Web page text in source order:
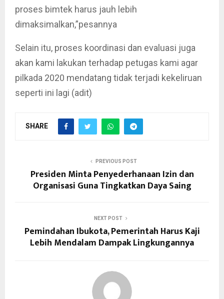
proses bimtek harus jauh lebih
dimaksimalkan,”pesannya
Selain itu, proses koordinasi dan evaluasi juga
akan kami lakukan terhadap petugas kami agar
pilkada 2020 mendatang tidak terjadi kekeliruan
seperti ini lagi (adit)
SHARE
PREVIOUS POST
Presiden Minta Penyederhanaan Izin dan
Organisasi Guna Tingkatkan Daya Saing
NEXT POST
Pemindahan Ibukota, Pemerintah Harus Kaji
Lebih Mendalam Dampak Lingkungannya